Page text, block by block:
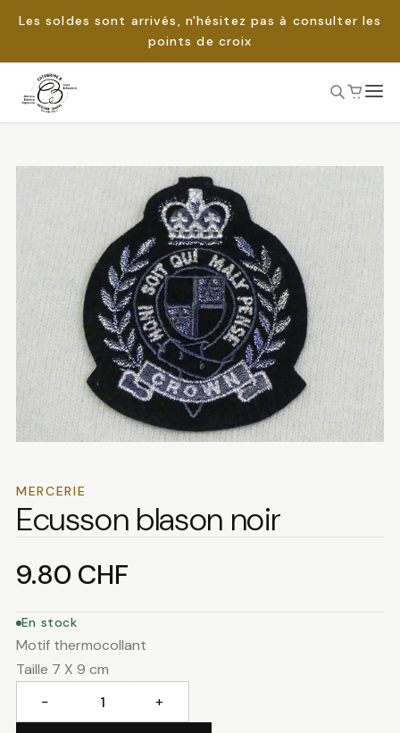
Les soldes sont arrivés, n'hésitez pas à consulter les
points de croix
Passer
MERCERIE
Ecusson blason noir
9.80 CHF
En stock
Motif thermocollant
Taille 7 X 9 cm
− +